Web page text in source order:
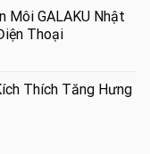
Môi GALAKU Nhật
Thoại
₫.
Thích Tăng Hưng